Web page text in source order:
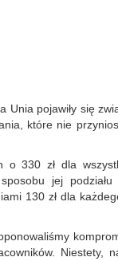
pojawiły się
które nie
330 zł dla
jej
130 zł dla
Niestety,